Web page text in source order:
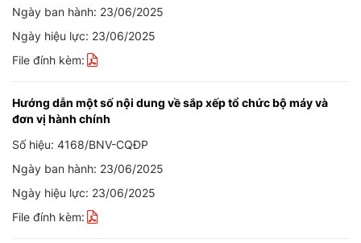
Ngày ban hành: 23/06/2025
Ngày hiệu lực: 23/06/2025
File đính kèm:
Hướng dẫn một số nội dung về sắp xếp tổ chức bộ máy và
đơn vị hành chính
Số hiệu: 4168/BNV-CQĐP
Ngày ban hành: 23/06/2025
Ngày hiệu lực: 23/06/2025
File đính kèm: